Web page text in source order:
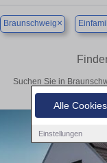
Alle
Einstellungen
Braunschweig×
Suchen Sie in
Egal, ob als